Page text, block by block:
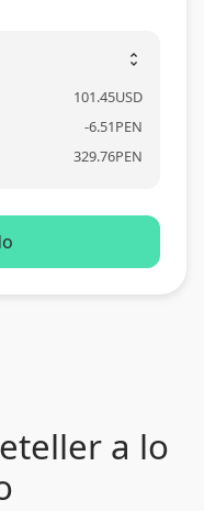
unfold_more
101.45USD
-6.51PEN
329.76PEN
a lo